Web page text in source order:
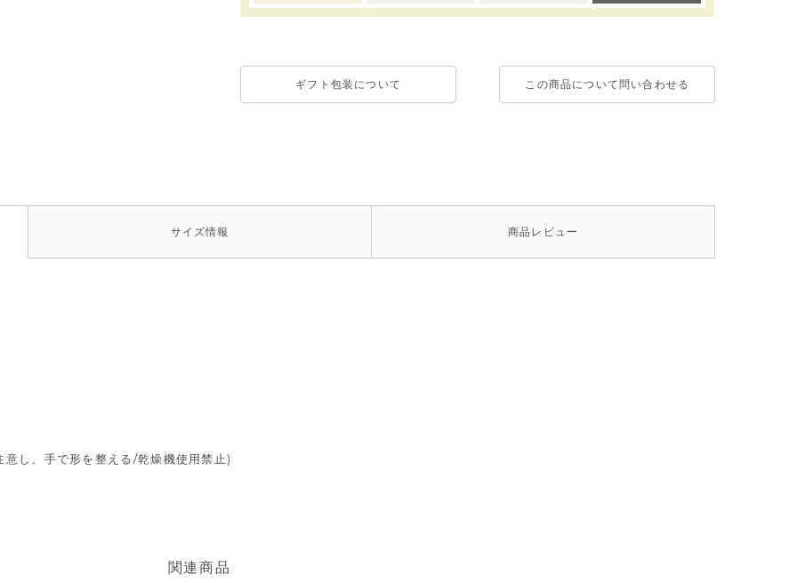
ギフト包装について この商品について問い合わせる
サイズ情報 商品 レビュー
し、手で形を整える/乾燥機使用禁止)